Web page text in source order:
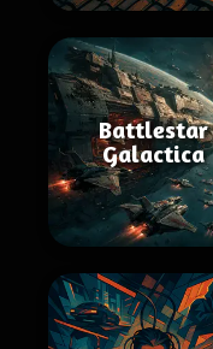
Battlestar
Galactica